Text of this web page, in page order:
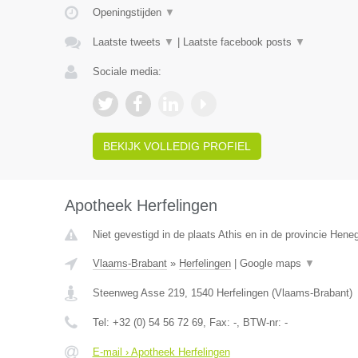
Openingstijden ▼
Laatste tweets ▼ Laatste facebook posts ▼
Sociale media:
BEKIJK VOLLEDIG PROFIEL
Apotheek Herfelingen
Niet gevestigd in de plaats Athis en in de provincie
Vlaams-Brabant» Herfelingen| Google maps ▼
Steenweg Asse 219, 1540 Herfelingen(Vlaams-Brabant)
Tel: +32 (0) 54 56 72 69, Fax: -, BTW-nr: -
E-mail › Apotheek Herfelingen